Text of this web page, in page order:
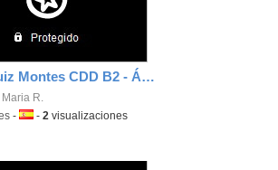
María Ruiz Montes CDD B2 - Área 5
Maria R.
-Idioma:
-2 visualizaciones